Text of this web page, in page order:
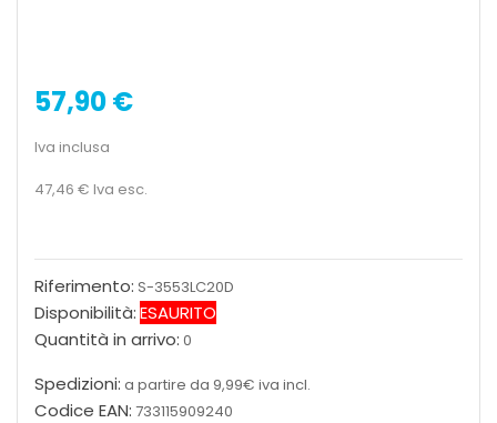
57,90 €
Iva inclusa
47,46 € Iva esc.
Riferimento: S-3553LC20D
Disponibilità:ESAURITO
Quantità in arrivo: 0
Spedizioni: a partire da 9,99€ iva incl.
Codice EAN: 733115909240